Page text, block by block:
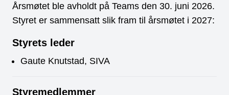
Årsmøtet ble avholdt på Teams den 30. juni 2026.
Styret er sammensatt slik fram til årsmøtet i 2027:
Styrets leder
Gaute Knutstad, SIVA
Styremedlemmer